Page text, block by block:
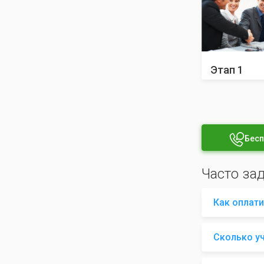
Этап 1
Часто
Как
Сколько